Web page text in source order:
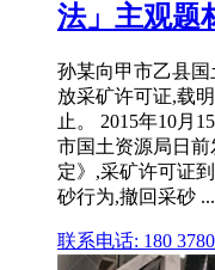
法」主观题
孙某向甲市乙县
放采矿许可证,载
止。 2015年10月
市国土资源局日
定》,采矿许可证
砂行为,撤回采砂 ...
联系电话: 180 3780